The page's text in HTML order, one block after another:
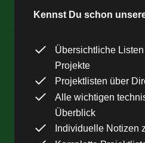
Kennst Du schon
Übersichtliche
Projekte
Projektlisten über
Alle wichtigen
Überblick
Individuelle Notizen